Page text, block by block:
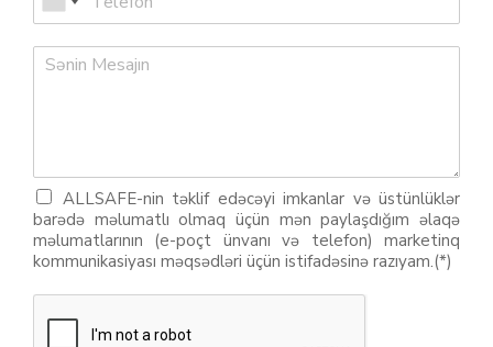
ALLSAFE-nin təklif edəcəyi imkanlar və üstünlüklər
barədə məlumatlı olmaq üçün mən paylaşdığım əlaqə
məlumatlarının (e-poçt ünvanı və telefon) marketinq
kommunikasiyası məqsədləri üçün istifadəsinə razıyam.(*)